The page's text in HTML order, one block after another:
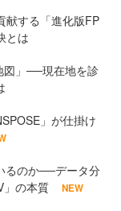
献する「進化版FP
とは
図」──現在地を診
」が仕掛け
るのか──データ分
」の本質
NEW